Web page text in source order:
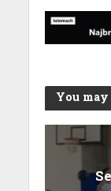
You